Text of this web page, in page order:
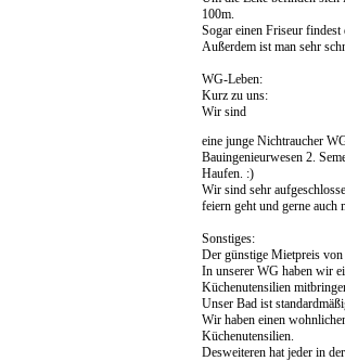
100m.
Sogar einen Friseur
Außerdem ist man sehr
WG-Leben:
Kurz zu uns:
Wir sind
eine junge Nichtraucher
Bauingenieurwesen 2.
Haufen. :)
Wir sind sehr
feiern geht und gerne auch
Sonstiges:
Der günstige Mietpreis
In unserer WG haben wir
Küchenutensilien
Unser Bad ist
Wir haben einen
Küchenutensilien.
Desweiteren hat jeder in